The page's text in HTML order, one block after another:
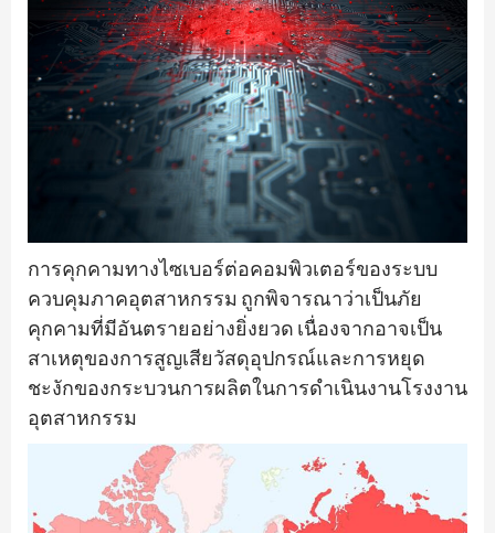
การคุกคามทางไซเบอร์ต่อคอมพิวเตอร์ของระบบ
ควบคุมภาคอุตสาหกรรม ถูกพิจารณาว่าเป็นภัย
คุกคามที่มีอันตรายอย่างยิ่งยวด เนื่องจากอาจเป็น
สาเหตุของการสูญเสียวัสดุอุปกรณ์และการหยุด
ชะงักของกระบวนการผลิตในการดำเนินงานโรงงาน
อุตสาหกรรม